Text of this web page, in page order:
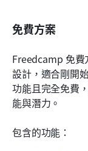
免費方案
Freedcamp 免費
設計，適合剛開
功能且完全免費
能與潛力。
包含的功能：